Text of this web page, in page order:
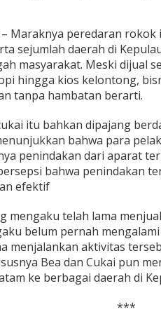
– Maraknya peredaran rokok
sejumlah daerah di
masyarakat. Meski dijual
hingga kios kelontong,
tanpa hambatan berarti.
itu bahkan dipajang
bahwa para
penindakan dari aparat
bahwa penindakan
efektif
mengaku telah lama
belum pernah
menjalankan aktivitas
Bea dan Cukai pun
ke berbagai daerah di
***